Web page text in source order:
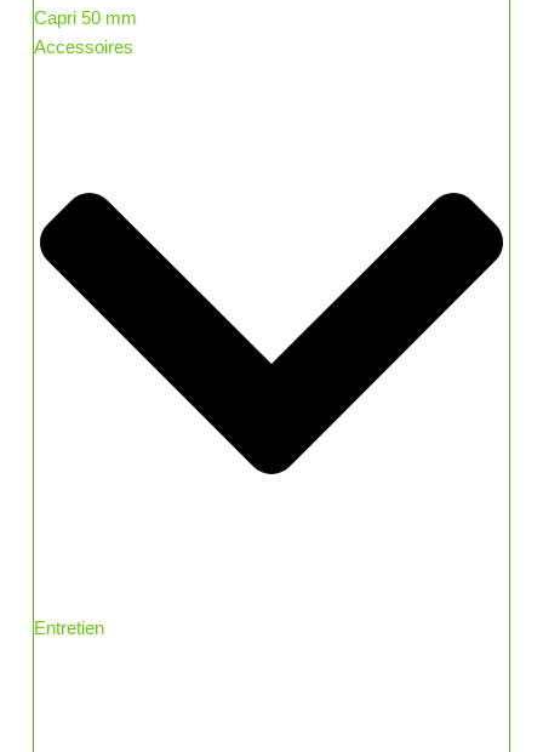
Capri 50 mm
Accessoires
Entretien